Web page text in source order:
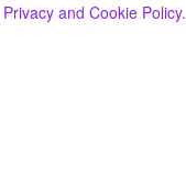
Privacy and Cookie Policy.